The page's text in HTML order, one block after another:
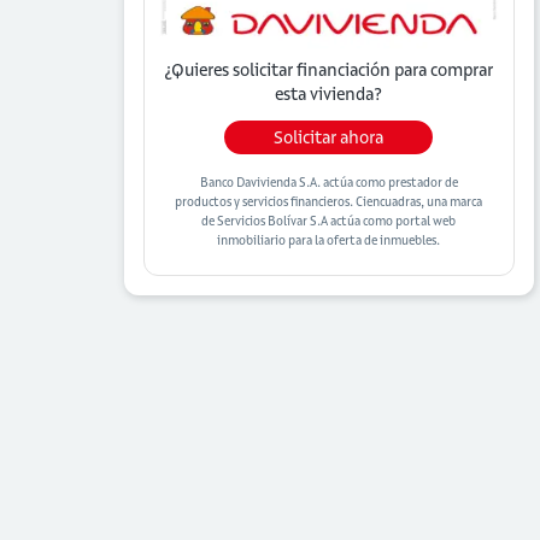
¿Quieres solicitar financiación paracomprar
esta vivienda?
Solicitar ahora
Banco Davivienda S.A. actúa como prestador de
productos y servicios financieros. Ciencuadras, una marca
de Servicios Bolívar S.A actúa como portal web
inmobiliario para la oferta de inmuebles.